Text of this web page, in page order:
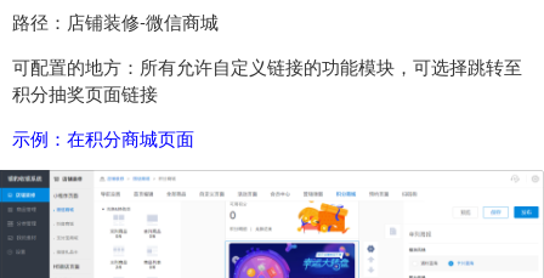
路径：店铺装修-微信商城
可配置的地方：所有允许自定义链接的功能模块，可选择跳转至
积分抽奖页面链接
示例：在积分商城页面